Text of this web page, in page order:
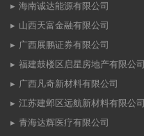
海南诚达能源有限公司
山西天富金融有限公司
广西展鹏证券有限公司
福建鼓楼区启星房地产有限公司
广西凡奇新材料有限公司
江苏建邺区远航新材料有限公司
青海达辉医疗有限公司